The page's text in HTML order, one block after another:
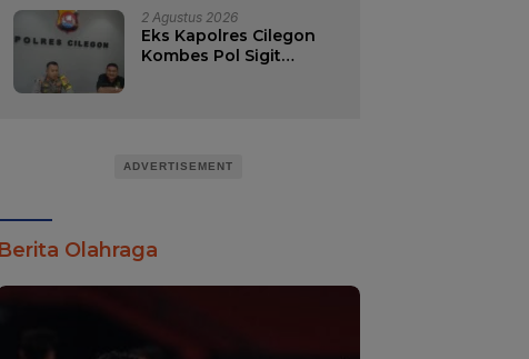
2 Agustus 2026
Eks Kapolres Cilegon
Kombes Pol Sigit
ADVERTISEMENT
Berita Olahraga